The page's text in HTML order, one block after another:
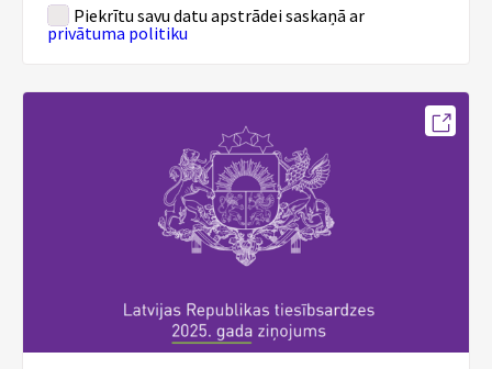
Piekrītu savu datu apstrādei saskaņā ar
privātuma politiku